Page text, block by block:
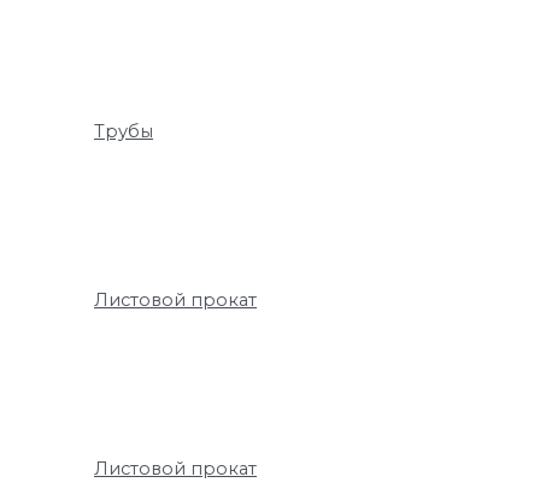
Трубы
Листовой прокат
Листовой прокат